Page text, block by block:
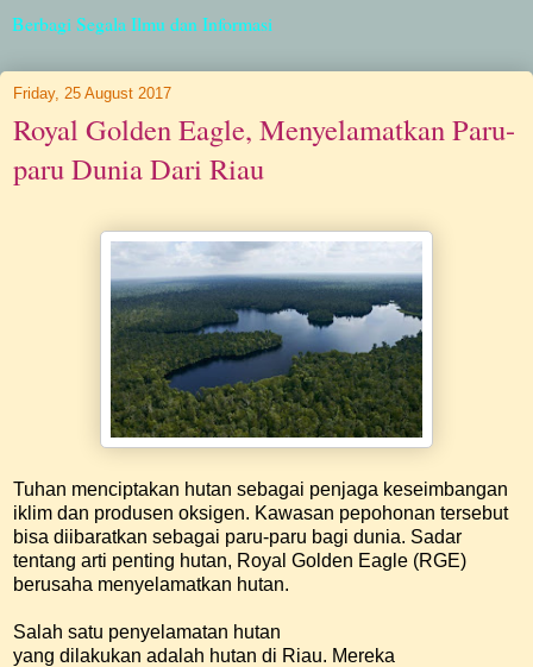
Berbagi Segala Ilmu dan Informasi
Friday, 25 August 2017
Royal Golden Eagle, Menyelamatkan Paru-
paru Dunia Dari Riau
Tuhan menciptakan hutan sebagai penjaga keseimbangan
iklim dan produsen oksigen. Kawasan pepohonan tersebut
bisa diibaratkan sebagai paru-paru bagi dunia. Sadar
tentang arti penting hutan, Royal Golden Eagle (RGE)
berusaha menyelamatkan hutan.
Salah satu penyelamatan hutan
yang dilakukan adalah hutan di Riau. Mereka